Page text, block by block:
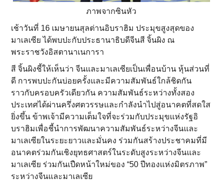
ภาพจากซินหัว
เช้าวันที่ 16 เมษายนสุลต่านอิบราฮิม ประมุขสูงสุดของ
มาเลเซีย ได้พบปะกับประธานาธิบดีจีนสี จิ้นผิง ณ
พระราชวังอิสตานาเนการา
สี จิ้นผิงชี้ให้เห็นว่า จีนและมาเลเซียเป็นเพื่อนบ้าน หุ้นส่วนที่
ดี การพบปะกันบ่อยครั้งและมีความสัมพันธ์ใกล้ชิดกัน
ราวกับครอบครัวเดียวกัน ความสัมพันธ์ระหว่างทั้งสอง
ประเทศได้ผ่านครึ่งศตวรรษและกำลังนำไปสู่อนาคตที่สดใส
ยิ่งขึ้น ข้าพเจ้ามีความเต็มใจที่จะร่วมกับประมุขแห่งรัฐอิ
บราฮิมเพื่อชี้นำการพัฒนาความสัมพันธ์ระหว่างจีนและ
มาเลเซียในระยะยาวและมั่นคง ร่วมกันสร้างประชาคมที่มี
อนาคตร่วมกันเชิงยุทธศาสตร์ในระดับสูงระหว่างจีนและ
มาเลเซีย ร่วมกันเปืดหน้าใหม่ของ “50 ปีทองแห่งมิตรภาพ”
ระหว่างจีนและมาเลเซีย